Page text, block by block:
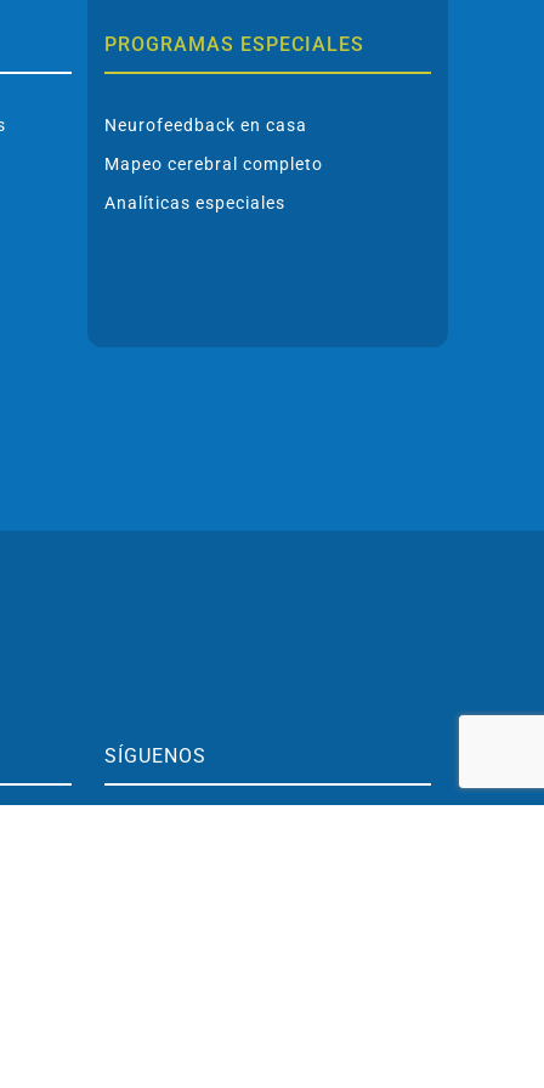
PROGRAMAS ESPECIALES
Neurofeedback en casa
Mapeo cerebral completo
Analíticas especiales
SÍGUENOS